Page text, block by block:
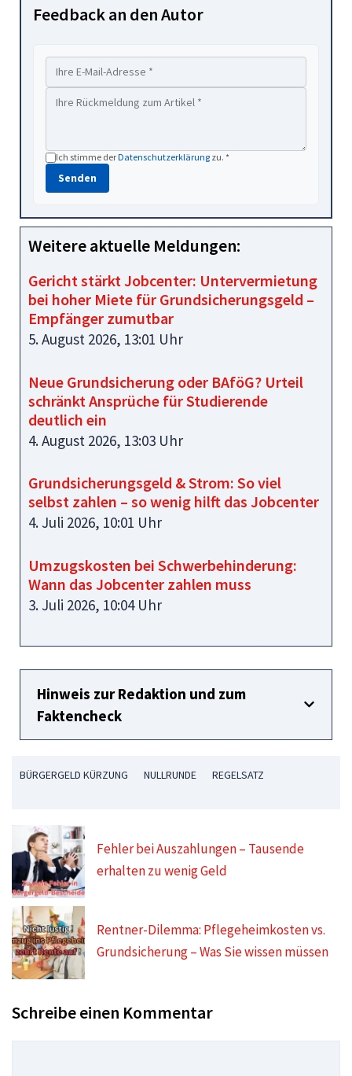
Feedback an den Autor
Ich stimme derDatenschutzerklärung zu. *
Senden
Weitere aktuelle Meldungen:
Gericht stärkt Jobcenter: Untervermietung
bei hoher Miete für Grundsicherungsgeld –
Empfänger zumutbar
5. August 2026, 13:01 Uhr
Neue Grundsicherung oder BAföG? Urteil
schränkt Ansprüche für Studierende
deutlich ein
4. August 2026, 13:03 Uhr
Grundsicherungsgeld & Strom: So viel
selbst zahlen – so wenig hilft das Jobcenter
4. Juli 2026, 10:01 Uhr
Umzugskosten bei Schwerbehinderung:
Wann das Jobcenter zahlen muss
3. Juli 2026, 10:04 Uhr
Hinweis zur Redaktion und zum
Faktencheck
BÜRGERGELD KÜRZUNG NULLRUNDE REGELSATZ
Fehler bei Auszahlungen – Tausende
erhalten zu wenig Geld
Rentner-Dilemma: Pflegeheimkosten vs.
Grundsicherung – Was Sie wissen müssen
Schreibe einen Kommentar